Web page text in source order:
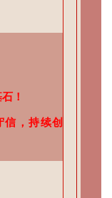
！
，持续创